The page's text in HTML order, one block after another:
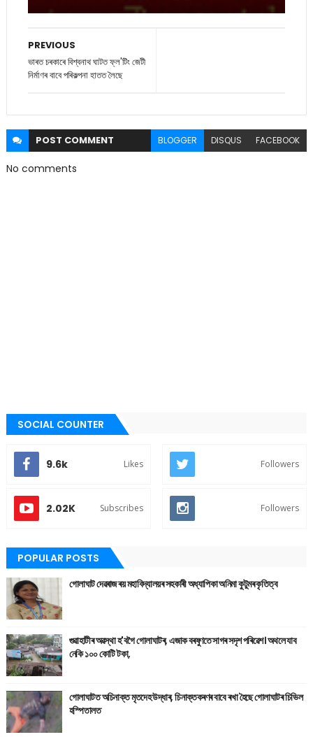
PREVIOUS
ভাৰত চৰকাৰে বিশ্বনাথ ঘাটত ফ্ল'টিং জেটী
নিৰ্মাণৰ বাবে পৰিকল্পনা হাতত লৈছে
POST COMMENT BLOGGER DISQUS FACEBOOK
No comments
SOCIAL COUNTER
9.6k Likes Followers
2.02K Subscribes Followers
POPULAR POSTS
গোলাঘাট দেৱৰাজ ৰয় মহাবিদ্যালয়ৰ সহকাৰী অধ্যাপিকা অনিমা কুটুমৰ কৃতিত্ব
গুৱাহাটীৰ অৱস্থা হ'বগৈ গোলাঘাটৰ, এজাক বৰষুণতে সাগৰ সদৃশ পৰিৱেশ। অথলে যাব
নেকি ১০০ কোটি টকা,
গোলাঘাটত অচিনাক্ত মৃতদেহ উদ্ধাৰ, চিনাক্তকৰণৰ বাবে ৰখা হৈছে গোলাঘাটৰ চিভিল
হস্পিতালত